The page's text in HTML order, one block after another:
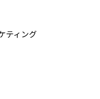
ティング